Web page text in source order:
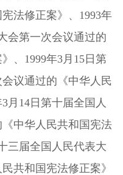
法修正案》、1993年
会第一次会议通过的
、1999年3月15日第
议通过的《中华人民
月14日第十届全国人
中华人民共和国宪法
三届全国人民代表大
共和国宪法修正案》